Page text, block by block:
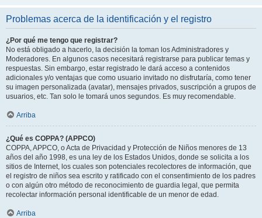
Problemas acerca de la identificación y el registro
¿Por qué me tengo que registrar?
No está obligado a hacerlo, la decisión la toman los Administradores y
Moderadores. En algunos casos necesitará registrarse para publicar temas y
respuestas. Sin embargo, estar registrado le dará acceso a contenidos
adicionales y/o ventajas que como usuario invitado no disfrutaría, como tener
su imagen personalizada (avatar), mensajes privados, suscripción a grupos de
usuarios, etc. Tan solo le tomará unos segundos. Es muy recomendable.
Arriba
¿Qué es COPPA? (APPCO)
COPPA, APPCO, o Acta de Privacidad y Protección de Niños menores de 13
años del año 1998, es una ley de los Estados Unidos, donde se solicita a los
sitios de Internet, los cuales son potenciales recolectores de información, que
el registro de niños sea escrito y ratificado con el consentimiento de los padres
o con algún otro método de reconocimiento de guardia legal, que permita
recolectar información personal identificable de un menor de edad.
Arriba